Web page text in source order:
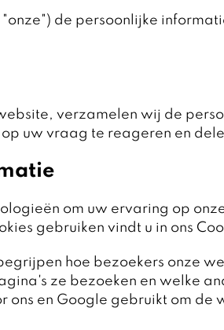
de persoonlijke
verzamelen wij de
uw vraag te reageren en
om uw ervaring op
gebruiken vindt u in ons
hoe bezoekers onze
ze bezoeken en welke
en Google gebruikt om de